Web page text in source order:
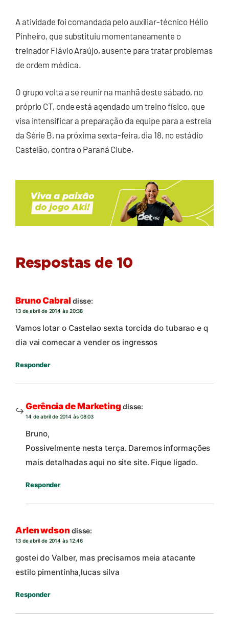
A atividade foi comandada pelo auxiliar-técnico Hélio
Pinheiro, que substituiu momentaneamente o
treinador Flávio Araújo, ausente para tratar problemas
de ordem médica.
O grupo volta a se reunir na manhã deste sábado, no
próprio CT, onde está agendado um treino físico, que
visa intensificar a preparação da equipe para a estreia
da Série B, na próxima sexta-feira, dia 18, no estádio
Castelão, contra o Paraná Clube.
Respostas de 10
Bruno Cabraldisse:
13 de abril de 2014 às 20:38
Vamos lotar o Castelao sexta torcida do tubarao e q
dia vai comecar a vender os ingressos
Responder
Gerência de Marketingdisse:
14 de abril de 2014 às 08:03
Bruno,
Possivelmente nesta terça. Daremos informações
mais detalhadas aqui no site site. Fique ligado.
Responder
Arlen wdsondisse:
13 de abril de 2014 às 12:46
gostei do Valber, mas precisamos meia atacante
estilo pimentinha,lucas silva
Responder